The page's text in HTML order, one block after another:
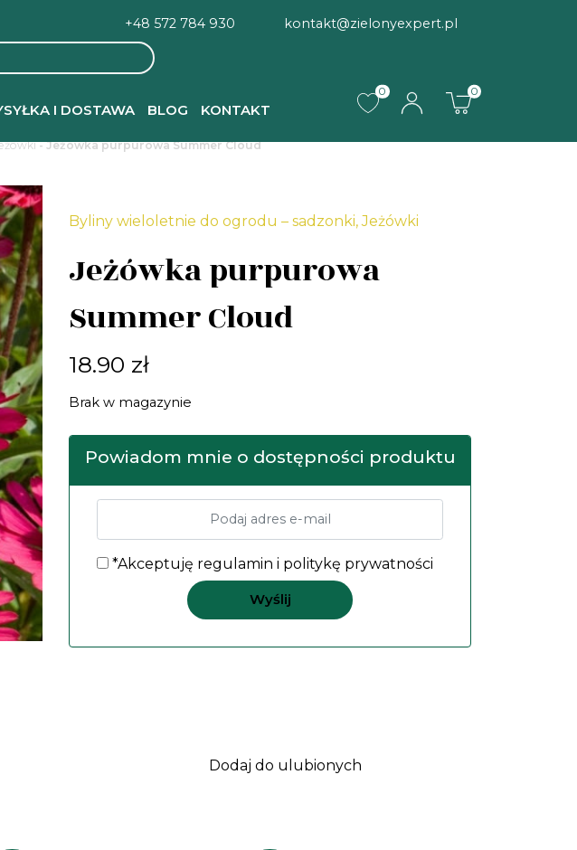
+48 572 784 930
kontakt@zielonyexpert.pl
I DOSTAWA BLOG KONTAKT
0 0
- Jeżówka purpurowa Summer Cloud
Byliny wieloletnie do ogrodu – sadzonki,Jeżówki
Jeżówka purpurowa
Summer Cloud
18.90 zł
Brak w magazynie
Powiadom mnie o dostępności produktu
*Akceptuję regulamin i politykę prywatności
Dodaj do ulubionych